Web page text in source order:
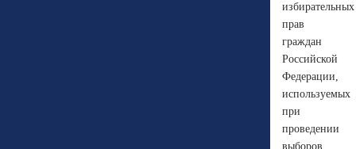
избирательных
прав
граждан
Российской
Федерации,
используемых
при
проведении
выборов